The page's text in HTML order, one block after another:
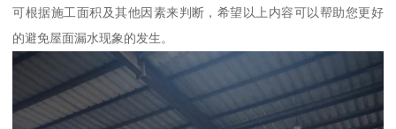
可根据施工面积及其他因素来判断，希望以上内容可以帮助您更好
的避免屋面漏水现象的发生。